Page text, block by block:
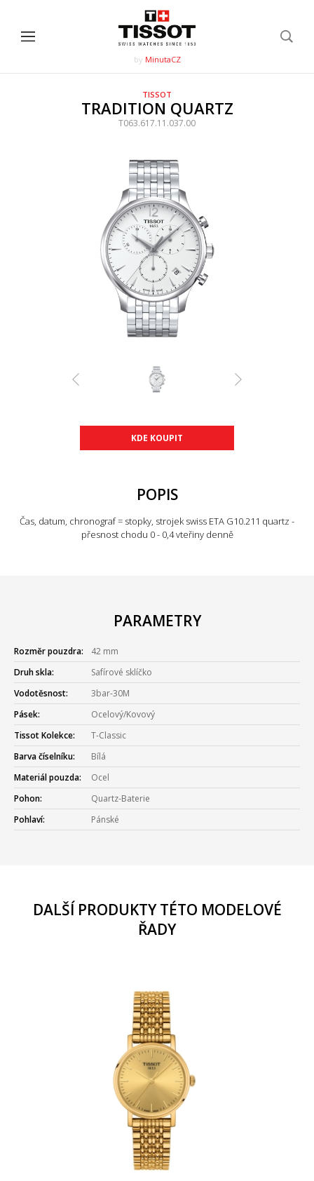
by MinutaCZ
TISSOT
TRADITION QUARTZ
T063.617.11.037.00
KDE KOUPIT
POPIS
Čas, datum, chronograf = stopky, strojek swiss ETA G10.211 quartz -
přesnost chodu 0 - 0,4 vteřiny denně
PARAMETRY
Rozměr pouzdra:
42 mm
Druh skla:
Safírové sklíčko
Vodotěsnost:
3bar-30M
Pásek:
Ocelový/Kovový
Tissot Kolekce:
T-Classic
Barva číselníku:
Bílá
Materiál pouzda:
Ocel
Pohon:
Quartz-Baterie
Pohlaví:
Pánské
DALŠÍ PRODUKTY TÉTO MODELOVÉ
ŘADY